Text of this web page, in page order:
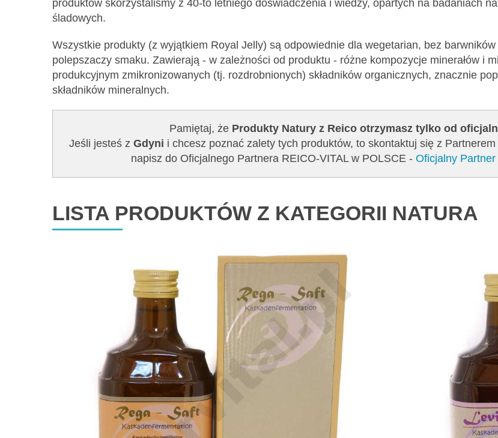
produktów skorzystaliśmy z 40-to letniego doświadczenia i wiedzy, opartych na badaniach
śladowych.
Wszystkie produkty (z wyjątkiem Royal Jelly) są odpowiednie dla wegetarian, bez
polepszaczy smaku. Zawierają - w zależności od produktu - różne kompozycje minerałów i
produkcyjnym zmikronizowanych (tj. rozdrobnionych) składników organicznych, znacznie
składników mineralnych.
Pamiętaj, że Produkty Natury z Reico otrzymasz tylko od
Jeśli jesteś z Gdyni i chcesz poznać zalety tych produktów, to skontaktuj się z
napisz do Oficjalnego Partnera REICO-VITAL w POLSCE - Oficjalny
LISTA PRODUKTÓW Z KATEGORII NATURA